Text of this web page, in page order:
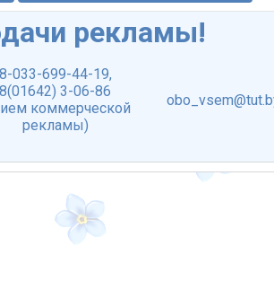
рекламы!
8-033-699-44-19,
8(01642) 3-06-86
коммерческой
рекламы)